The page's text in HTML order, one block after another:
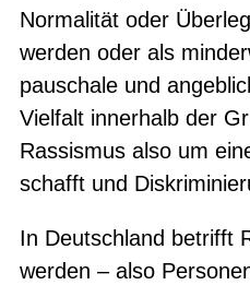
Normalität oder
werden oder als
pauschale und
Vielfalt innerhalb der
Rassismus also um
schafft und
In Deutschland betrifft
werden – also